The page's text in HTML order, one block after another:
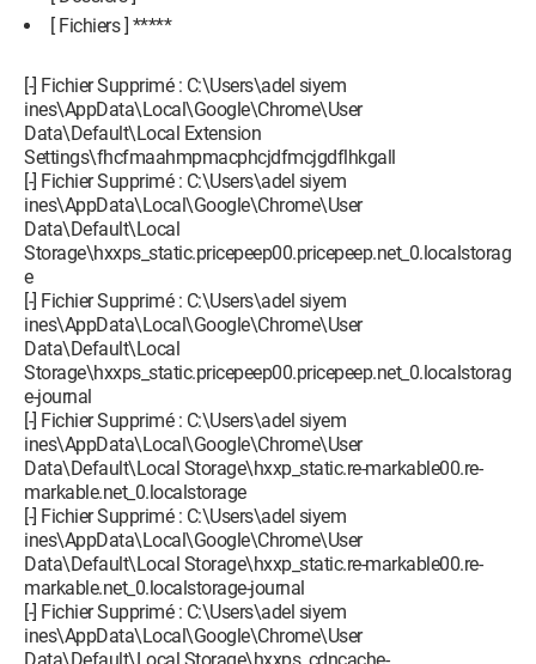
[ Fichiers ] *****
[-] Fichier Supprimé : C:\Users\adel siyem
ines\AppData\Local\Google\Chrome\User
Data\Default\Local Extension
Settings\fhcfmaahmpmacphcjdfmcjgdflhkgall
[-] Fichier Supprimé : C:\Users\adel siyem
ines\AppData\Local\Google\Chrome\User
Data\Default\Local
Storage\hxxps_static.pricepeep00.pricepeep.net_0.localstorag
e
[-] Fichier Supprimé : C:\Users\adel siyem
ines\AppData\Local\Google\Chrome\User
Data\Default\Local
Storage\hxxps_static.pricepeep00.pricepeep.net_0.localstorag
e-journal
[-] Fichier Supprimé : C:\Users\adel siyem
ines\AppData\Local\Google\Chrome\User
Data\Default\Local Storage\hxxp_static.re-markable00.re-
markable.net_0.localstorage
[-] Fichier Supprimé : C:\Users\adel siyem
ines\AppData\Local\Google\Chrome\User
Data\Default\Local Storage\hxxp_static.re-markable00.re-
markable.net_0.localstorage-journal
[-] Fichier Supprimé : C:\Users\adel siyem
ines\AppData\Local\Google\Chrome\User